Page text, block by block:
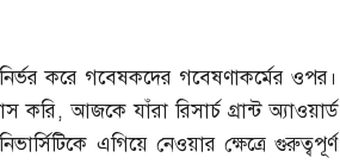
করে গবেষকদের গবেষণাকর্মের ওপর।
করি,আজকে যাঁরা রিসার্চ গ্রান্ট অ্যাওয়ার্ড
এগিয়ে নেওয়ার ক্ষেত্রে গুরুত্বপূর্ণ